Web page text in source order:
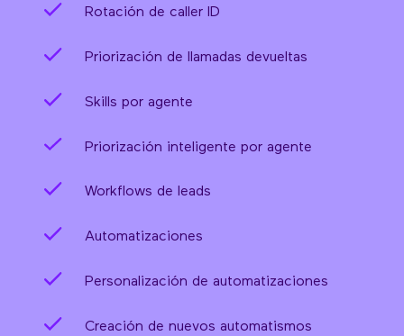
Rotación de caller ID
Priorización de llamadas devueltas
Skills por agente
Priorización inteligente por agente
Workflows de leads
Automatizaciones
Personalización de automatizaciones
Creación de nuevos automatismos